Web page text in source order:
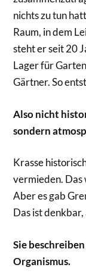
nichts zu tun
Raum, in dem
steht er seit 20
Lager für
Gärtner. So
Also nicht
sondern
Krasse
vermieden. Das
Aber es gab
Das ist denkbar,
Sie
Organismus.